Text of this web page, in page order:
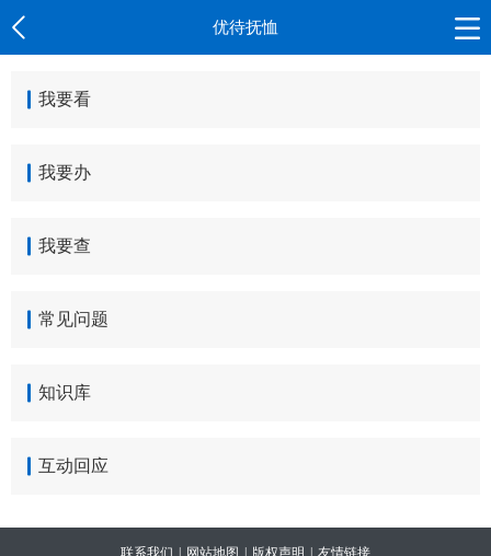
优待抚恤
我要看
我要办
我要查
常见问题
知识库
互动回应
联系我们 网站地图 版权声明 友情链接